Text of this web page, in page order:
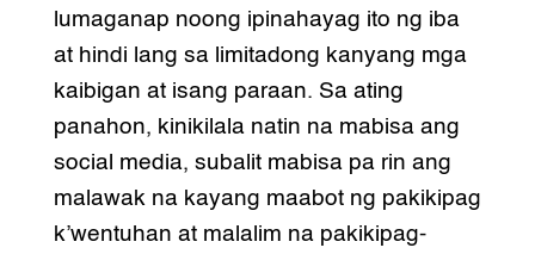
lumaganap noong ipinahayag ito ng iba
at hindi lang sa limitadong kanyang mga
kaibigan at isang paraan. Sa ating
panahon, kinikilala natin na mabisa ang
social media, subalit mabisa pa rin ang
malawak na kayang maabot ng pakikipag
k’wentuhan at malalim na pakikipag-